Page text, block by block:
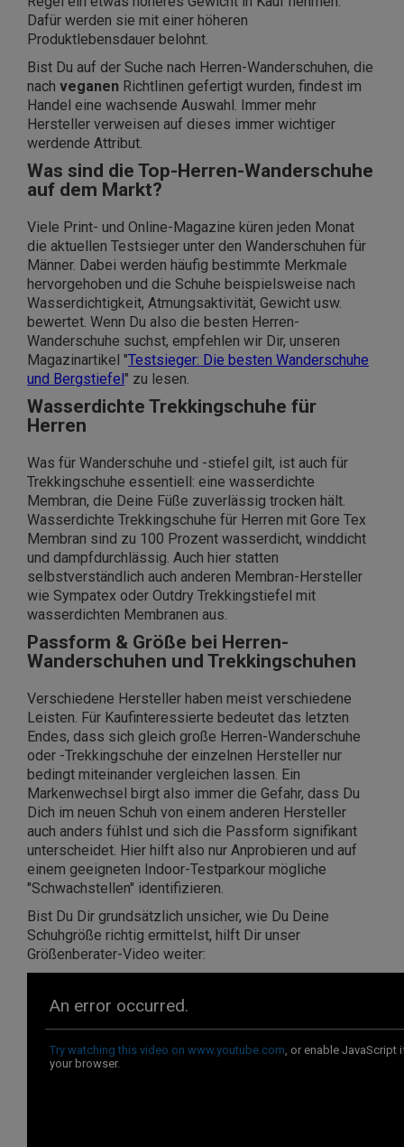
Dafür werden sie mit einer höheren
Produktlebensdauer belohnt.
Bist Du auf der Suche nach Herren-Wanderschuhen, die
nach veganen Richtlinen gefertigt wurden, findest im
Handel eine wachsende Auswahl. Immer mehr
Hersteller verweisen auf dieses immer wichtiger
werdende Attribut.
Was sind die Top-Herren-Wanderschuhe
auf dem Markt?
Viele Print- und Online-Magazine küren jeden Monat
die aktuellen Testsieger unter den Wanderschuhen für
Männer. Dabei werden häufig bestimmte Merkmale
hervorgehoben und die Schuhe beispielsweise nach
Wasserdichtigkeit, Atmungsaktivität, Gewicht usw.
bewertet. Wenn Du also die besten Herren-
Wanderschuhe suchst, empfehlen wir Dir, unseren
Magazinartikel "Testsieger: Die besten Wanderschuhe
und Bergstiefel" zu lesen.
Wasserdichte Trekkingschuhe für
Herren
Was für Wanderschuhe und -stiefel gilt, ist auch für
Trekkingschuhe essentiell: eine wasserdichte
Membran, die Deine Füße zuverlässig trocken hält.
Wasserdichte Trekkingschuhe für Herren mit Gore Tex
Membran sind zu 100 Prozent wasserdicht, winddicht
und dampfdurchlässig. Auch hier statten
selbstverständlich auch anderen Membran-Hersteller
wie Sympatex oder Outdry Trekkingstiefel mit
wasserdichten Membranen aus.
Passform & Größe bei Herren-
Wanderschuhen und Trekkingschuhen
Verschiedene Hersteller haben meist verschiedene
Leisten. Für Kaufinteressierte bedeutet das letzten
Endes, dass sich gleich große Herren-Wanderschuhe
oder -Trekkingschuhe der einzelnen Hersteller nur
bedingt miteinander vergleichen lassen. Ein
Markenwechsel birgt also immer die Gefahr, dass Du
Dich im neuen Schuh von einem anderen Hersteller
auch anders fühlst und sich die Passform signifikant
unterscheidet. Hier hilft also nur Anprobieren und auf
einem geeigneten Indoor-Testparkour mögliche
"Schwachstellen" identifizieren.
Bist Du Dir grundsätzlich unsicher, wie Du Deine
Schuhgröße richtig ermittelst, hilft Dir unser
Größenberater-Video weiter: